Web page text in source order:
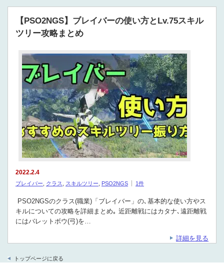
【PSO2NGS】ブレイバーの使い方とLv.75スキル
ツリー攻略まとめ
2022.2.4
ブレイバー クラス スキルツリー PSO2NGS 1件
PSO2NGSのクラス(職業)「ブレイバー」の､基本的な使い方やス
キルについての攻略を詳細まとめ｡ 近距離戦にはカタナ､遠距離戦
にはバレットボウ(弓)を…
詳細を見る
トップページに戻る